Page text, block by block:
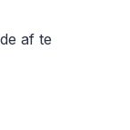
af te